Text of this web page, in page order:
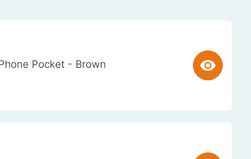
Pocket - Brown